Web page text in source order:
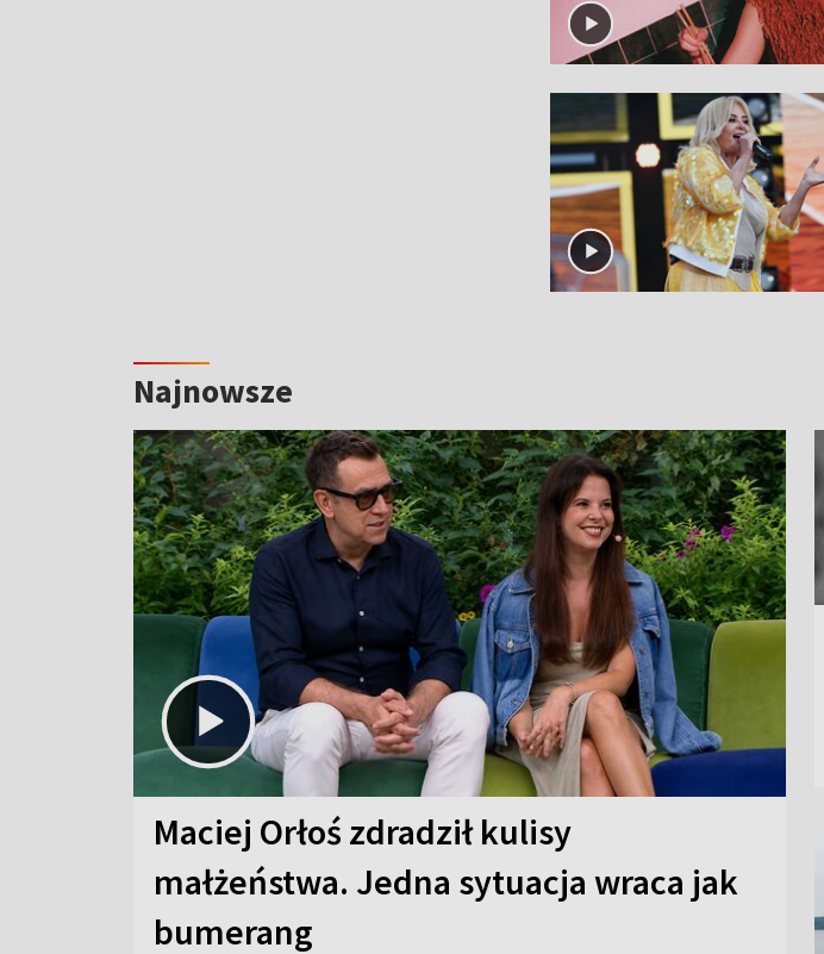
Najnowsze
Maciej Orłoś zdradził kulisy
małżeństwa. Jedna sytuacja wraca jak
bumerang